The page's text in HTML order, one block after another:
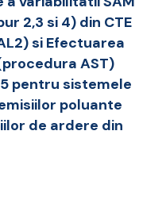
2,3 si 4) din CTE
si Efectuarea
AST)
pentru sistemele
poluante
de ardere din